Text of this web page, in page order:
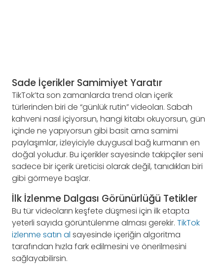
Sade İçerikler Samimiyet Yaratır
TikTok’ta son zamanlarda trend olan içerik
türlerinden biri de “günlük rutin” videoları. Sabah
kahveni nasıl içiyorsun, hangi kitabı okuyorsun, gün
içinde ne yapıyorsun gibi basit ama samimi
paylaşımlar, izleyiciyle duygusal bağ kurmanın en
doğal yoludur. Bu içerikler sayesinde takipçiler seni
sadece bir içerik üreticisi olarak değil, tanıdıkları biri
gibi görmeye başlar.
İlk İzlenme Dalgası Görünürlüğü Tetikler
Bu tür videoların keşfete düşmesi için ilk etapta
yeterli sayıda görüntülenme alması gerekir. TikTok
izlenme satın al sayesinde içeriğin algoritma
tarafından hızla fark edilmesini ve önerilmesini
sağlayabilirsin.